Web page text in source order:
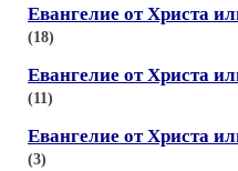
Евангелие от Христа
(18)
Евангелие от Христа
(11)
Евангелие от Христа
(3)